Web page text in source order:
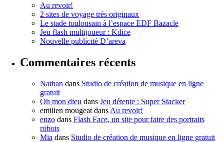
Au revoir!
2 sites de voyage très originaux
Le stade toulousain à l’espace EDF Bazacle
Jeu flash multijoueur : Kdice
Nouvelle publicité D’areva
Commentaires récents
Nathan dans Studio de création de musique en ligne
gratuit
Oh mon dieu dans Jeu détente : Super Stacker
emilien mougeat dans Au revoir!
enzo dans Flash Face, un site pour faire des portraits
robots
Mia dans Studio de création de musique en ligne gratuit